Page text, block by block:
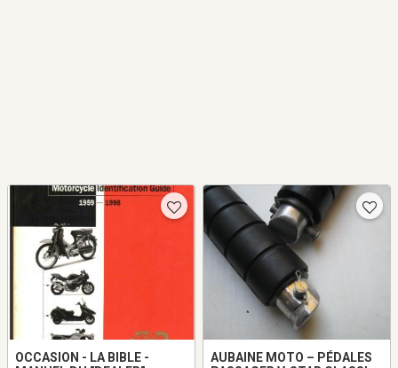
OCCASION - LA BIBLE -
AUBAINE MOTO – PÉDALES